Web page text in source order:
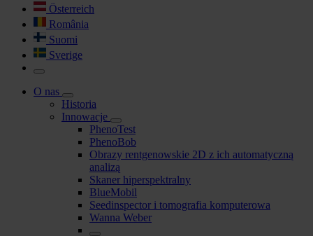
Österreich
România
Suomi
Sverige
O nas
Historia
Innowacje
PhenoTest
PhenoBob
Obrazy rentgenowskie 2D z ich automatyczną
analizą
Skaner hiperspektralny
BlueMobil
Seedinspector i tomografia komputerowa
Wanna Weber